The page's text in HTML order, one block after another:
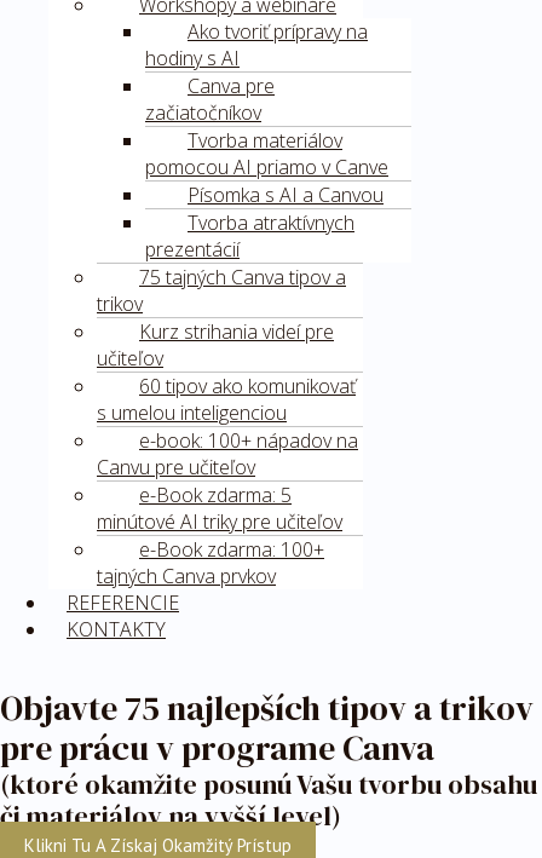
Ako tvoriť prípravy na
hodiny s AI
Canva pre
začiatočníkov
Tvorba materiálov
pomocou AI priamo v Canve
Písomka s AI a Canvou
Tvorba atraktívnych
prezentácií
75 tajných Canva tipov a
trikov
Kurz strihania videí pre
učiteľov
60 tipov ako komunikovať
s umelou inteligenciou
e-book: 100+ nápadov na
Canvu pre učiteľov
e-Book zdarma: 5
minútové AI triky pre učiteľov
e-Book zdarma: 100+
tajných Canva prvkov
REFERENCIE
KONTAKTY
Objavte 75 najlepších tipov a trikov
pre prácu v programe Canva
(ktoré okamžite posunú Vašu tvorbu obsahu
či materiálov na vyšší level)
Klikni Tu A Získaj Okamžitý Prístup